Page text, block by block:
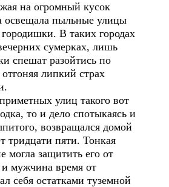
на огромный кусок
освещала пыльные улицы
В таких городах
сумерках, лишь
спешат разойтись по
липкий страх
улиц такого вот
то и дело спотыкаясь и
возвращался домой
тридцати пяти. Тонкая
могла защитить его от
мужчина время от
себя остатками туземной